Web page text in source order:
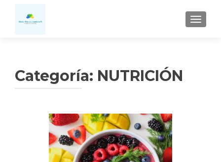
Categoría: NUTRICIÓN